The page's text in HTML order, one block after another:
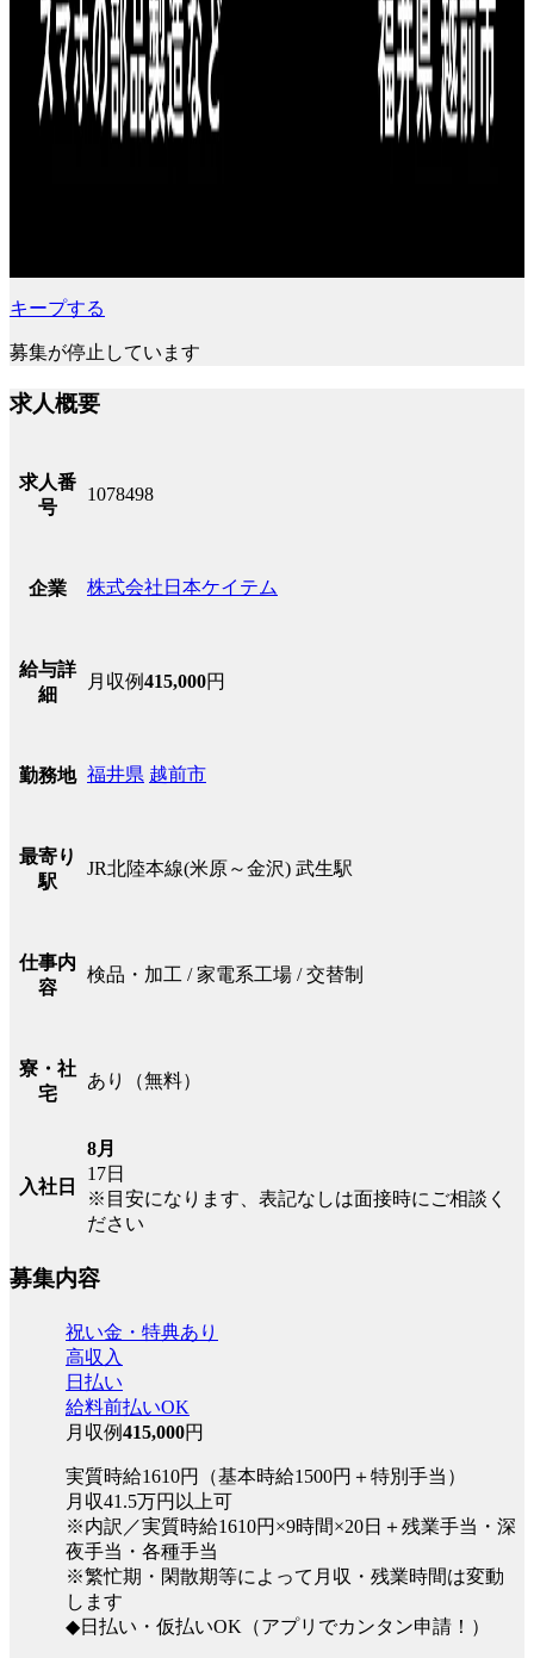
キープする
募集が停止しています
求人概要
求人番
号
1078498
企業 株式会社日本ケイテム
給与詳
細
月収例415,000円
勤務地 福井県 越前市
最寄り
駅
JR北陸本線(米原～金沢) 武生駅
仕事内
容
検品・加工 / 家電系工場 / 交替制
寮・社
宅
あり（無料）
入社日
8月
17日
※目安になります、表記なしは面接時にご相談く
ださい
募集内容
祝い金・特典あり
高収入
日払い
給料前払いOK
月収例415,000円
実質時給1610円（基本時給1500円＋特別手当）
月収41.5万円以上可
※内訳／実質時給1610円×9時間×20日＋残業手当・深
夜手当・各種手当
※繁忙期・閑散期等によって月収・残業時間は変動
します
◆日払い・仮払いOK（アプリでカンタン申請！）